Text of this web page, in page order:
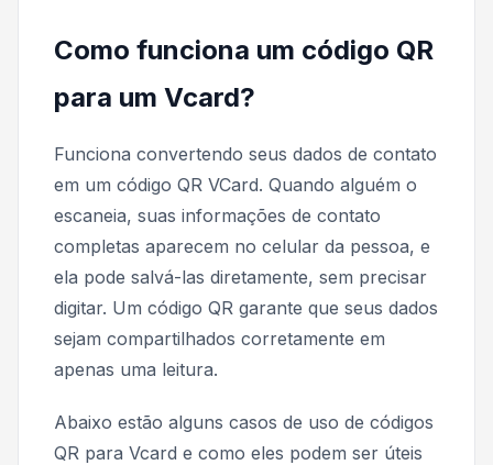
Como funciona um código QR
para um Vcard?
Funciona convertendo seus dados de contato
em um código QR VCard. Quando alguém o
escaneia, suas informações de contato
completas aparecem no celular da pessoa, e
ela pode salvá-las diretamente, sem precisar
digitar. Um código QR garante que seus dados
sejam compartilhados corretamente em
apenas uma leitura.
Abaixo estão alguns casos de uso de códigos
QR para Vcard e como eles podem ser úteis